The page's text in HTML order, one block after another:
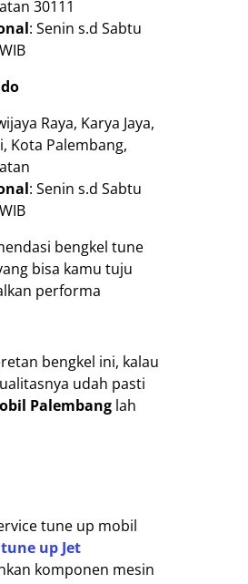
30111
: Senin s.d Sabtu
Raya, Karya Jaya,
Kota Palembang,
: Senin s.d Sabtu
bengkel tune
bisa kamu tuju
performa
bengkel ini, kalau
udah pasti
Palembang lah
tune up mobil
tune up Jet
komponen mesin